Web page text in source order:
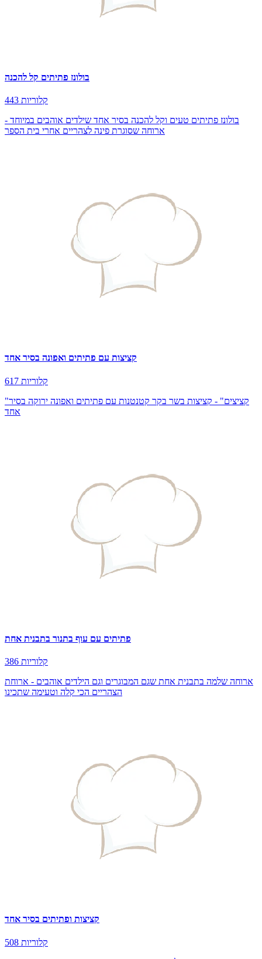
בולונז פתיתים קל להכנה
443 קלוריות
בולונז פתיתים טעים וקל להכנה בסיר אחד שילדים אוהבים במיוחד -
ארוחה שסוגרת פינה לצהריים אחרי בית הספר
קציצות עם פתיתים ואפונה בסיר אחד
617 קלוריות
"קציצים" - קציצות בשר בקר קטנטנות עם פתיתים ואפונה ירוקה בסיר
אחד
פתיתים עם עוף בתנור בתבנית אחת
386 קלוריות
ארוחה שלמה בתבנית אחת שגם המבוגרים וגם הילדים אוהבים - ארוחת
הצהריים הכי קלה וטעימה שתכינו
קציצות ופתיתים בסיר אחד
508 קלוריות